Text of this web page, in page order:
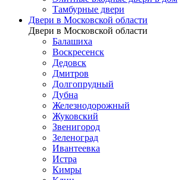
Тамбурные двери
Двери в Московской области
Двери в Московской области
Балашиха
Воскресенск
Дедовск
Дмитров
Долгопрудный
Дубна
Железнодорожный
Жуковский
Звенигород
Зеленоград
Ивантеевка
Истра
Кимры